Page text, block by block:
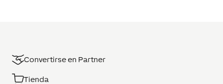
Convertirse en Partner
Tienda